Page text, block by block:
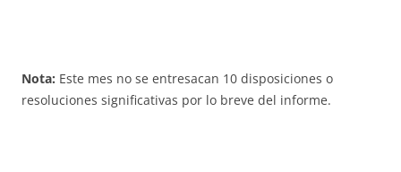
Nota: Este mes no se entresacan 10 disposiciones o
resoluciones significativas por lo breve del informe.